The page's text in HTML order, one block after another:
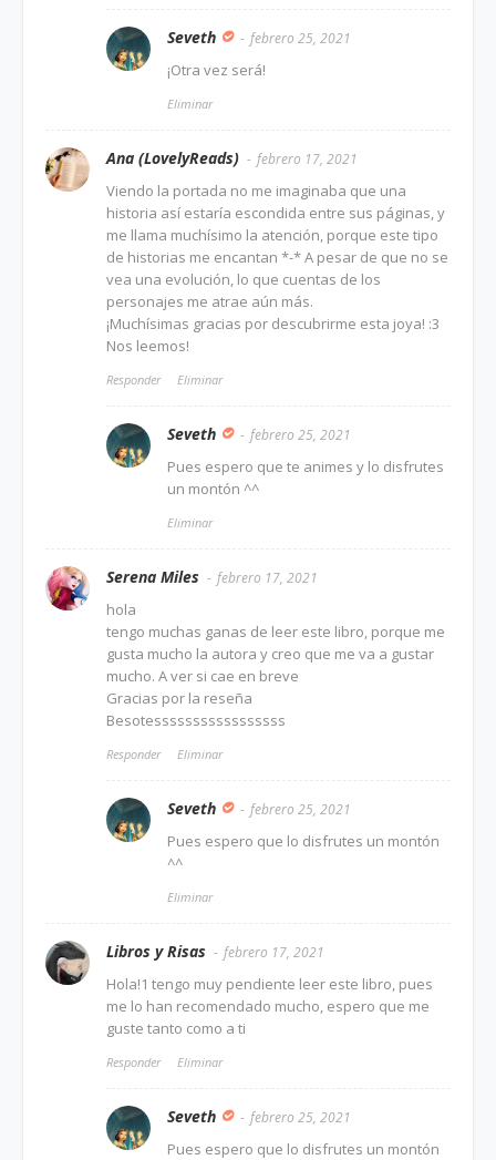
Seveth febrero 25, 2021
¡Otra vez será!
Eliminar
Ana (LovelyReads) febrero 17, 2021
Viendo la portada no me imaginaba que una
historia así estaría escondida entre sus páginas, y
me llama muchísimo la atención, porque este tipo
de historias me encantan *-* A pesar de que no se
vea una evolución, lo que cuentas de los
personajes me atrae aún más.
¡Muchísimas gracias por descubrirme esta joya! :3
Nos leemos!
Responder Eliminar
Seveth febrero 25, 2021
Pues espero que te animes y lo disfrutes
un montón ^^
Eliminar
Serena Miles febrero 17, 2021
hola
tengo muchas ganas de leer este libro, porque me
gusta mucho la autora y creo que me va a gustar
mucho. A ver si cae en breve
Gracias por la reseña
Besotesssssssssssssssss
Responder Eliminar
Seveth febrero 25, 2021
Pues espero que lo disfrutes un montón
^^
Eliminar
Libros y Risas febrero 17, 2021
Hola!1 tengo muy pendiente leer este libro, pues
me lo han recomendado mucho, espero que me
guste tanto como a ti
Responder Eliminar
Seveth febrero 25, 2021
Pues espero que lo disfrutes un montón